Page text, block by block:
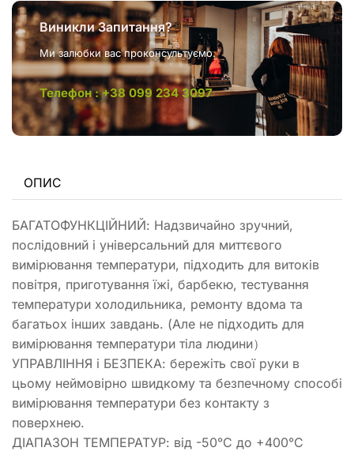
Виникли Запитання?
Ми залюбки вас проконсультуємо.
Телефон : +38 099 234 3097
ОПИС
БАГАТОФУНКЦІЙНИЙ: Надзвичайно зручний,
послідовний і універсальний для миттєвого
вимірювання температури, підходить для витоків
повітря, приготування їжі, барбекю, тестування
температури холодильника, ремонту вдома та
багатьох інших завдань. (Але не підходить для
вимірювання температури тіла людини）
УПРАВЛІННЯ і БЕЗПЕКА: бережіть свої руки в
цьому неймовірно швидкому та безпечному способі
вимірювання температури без контакту з
поверхнею.
ДІАПАЗОН ТЕМПЕРАТУР: від -50°C до +400°C